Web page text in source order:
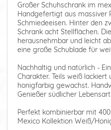
Großer Schuhschrank im
Handgefertigt aus massiver
Schmiedeeisen. Hinter den
Schrank acht Stellflächen.
herausnehmbar und leicht
eine große Schublade für
Nachhaltig und natürlich -
Charakter. Teils weiß lackiert
honigfarbig gewachst.
Genießer südlicher Lebensart.
Perfekt kombinierbar mit
Mexico Kollektion Weiß/